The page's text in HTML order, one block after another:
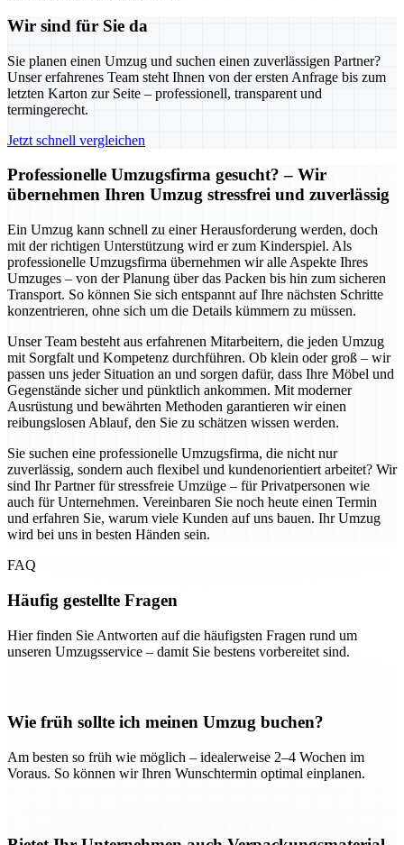
Wir sind für Sie da
Sie planen einen Umzug und suchen einen zuverlässigen Partner?
Unser erfahrenes Team steht Ihnen von der ersten Anfrage bis zum
letzten Karton zur Seite – professionell, transparent und
termingerecht.
Jetzt schnell vergleichen
Professionelle Umzugsfirma gesucht? – Wir
übernehmen Ihren Umzug stressfrei und zuverlässig
Ein Umzug kann schnell zu einer Herausforderung werden, doch
mit der richtigen Unterstützung wird er zum Kinderspiel. Als
professionelle Umzugsfirma übernehmen wir alle Aspekte Ihres
Umzuges – von der Planung über das Packen bis hin zum sicheren
Transport. So können Sie sich entspannt auf Ihre nächsten Schritte
konzentrieren, ohne sich um die Details kümmern zu müssen.
Unser Team besteht aus erfahrenen Mitarbeitern, die jeden Umzug
mit Sorgfalt und Kompetenz durchführen. Ob klein oder groß – wir
passen uns jeder Situation an und sorgen dafür, dass Ihre Möbel und
Gegenstände sicher und pünktlich ankommen. Mit moderner
Ausrüstung und bewährten Methoden garantieren wir einen
reibungslosen Ablauf, den Sie zu schätzen wissen werden.
Sie suchen eine professionelle Umzugsfirma, die nicht nur
zuverlässig, sondern auch flexibel und kundenorientiert arbeitet? Wir
sind Ihr Partner für stressfreie Umzüge – für Privatpersonen wie
auch für Unternehmen. Vereinbaren Sie noch heute einen Termin
und erfahren Sie, warum viele Kunden auf uns bauen. Ihr Umzug
wird bei uns in besten Händen sein.
FAQ
Häufig gestellte Fragen
Hier finden Sie Antworten auf die häufigsten Fragen rund um
unseren Umzugsservice – damit Sie bestens vorbereitet sind.
Wie früh sollte ich meinen Umzug buchen?
Am besten so früh wie möglich – idealerweise 2–4 Wochen im
Voraus. So können wir Ihren Wunschtermin optimal einplanen.